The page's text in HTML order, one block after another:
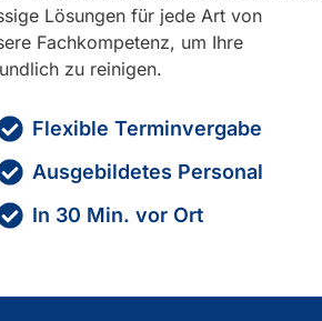
Lösungen für jede Art von
Fachkompetenz, um Ihre
zu reinigen.
Flexible Terminvergabe
Ausgebildetes Personal
In 30 Min. vor Ort